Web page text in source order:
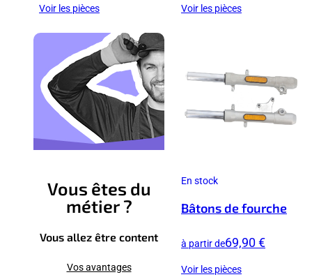
Voir les pièces Voir les pièces
Vous êtes du
métier ?
Vous allez être content
Vos avantages
En stock
Bâtons de fourche
à partir de69,90 €
Voir les pièces